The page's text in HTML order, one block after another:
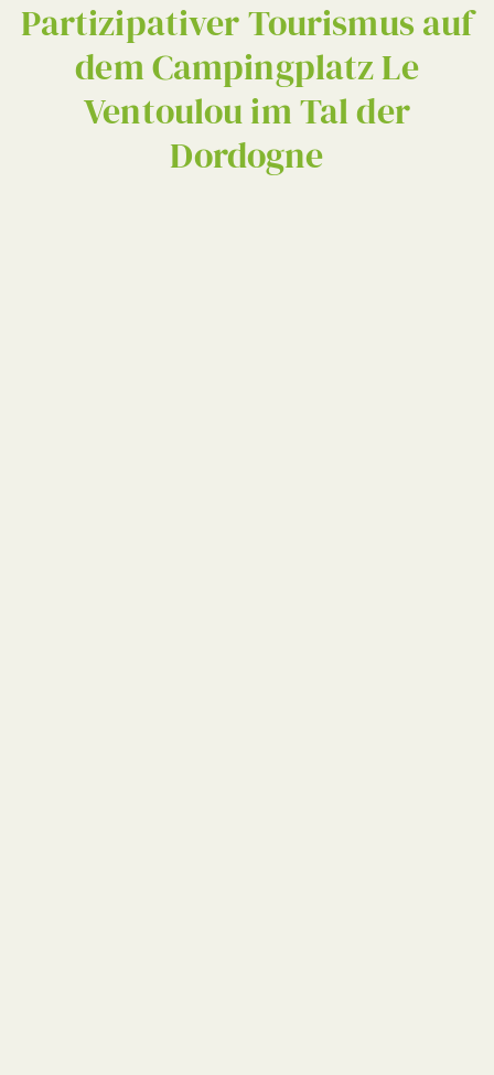
Partizipativer Tourismus auf
dem Campingplatz Le
Ventoulou im Tal der
Dordogne